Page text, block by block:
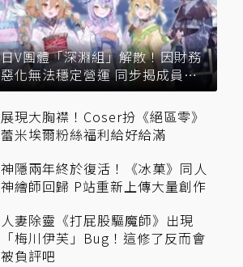
日V團體「深淵組」解散！因財務
惡化無法穩定營運 同步揭成員未
來去向
展現大胸襟！Coser扮《絕區零》
蕾米埃爾粉絲福利給好給滿
神隱兩年終於復活！《冰菓》同人
神繪師回歸 P站重新上傳大量創作
人妻除靈《打屁股驅魔師》出現
「梅川伊芙」Bug！這修了反而會
被負評吧